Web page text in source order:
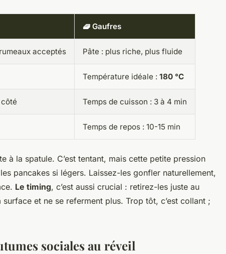
🧇 Gaufres
acceptés Pâte : plus riche, plus fluide
Température idéale : 180 °C
Temps de cuisson : 3 à 4 min
Temps de repos : 10-15 min
à la spatule. C’est tentant, mais cette petite pression
pancakes si légers. Laissez-les gonfler naturellement,
Le timing, c’est aussi crucial : retirez-les juste au
et ne se referment plus. Trop tôt, c’est collant ;
sociales au réveil